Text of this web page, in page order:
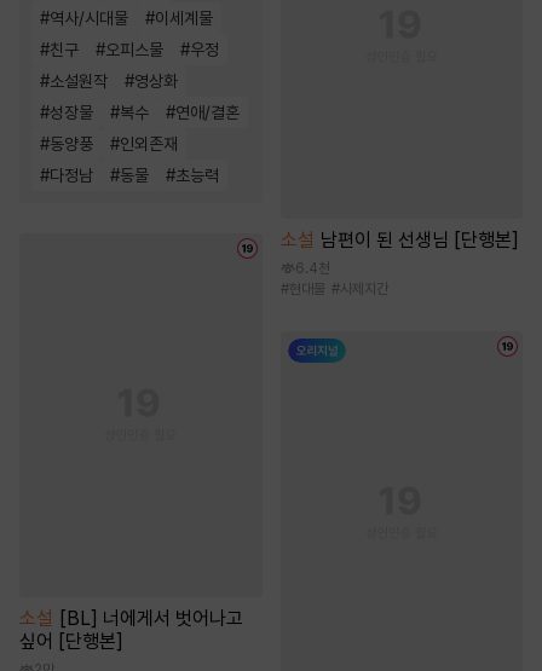
#역사/시대물 #이세계물
#친구 #오피스물 #우정
#소설원작 #영상화
#성장물 #복수 #연애/결혼
#동양풍 #인외존재
#다정남 #동물 #초능력
소설 [BL] 너에게서 벗어나고
싶어 [단행본]
소설 남편이 된 선생님 [단행본]
6.4천
#현대물 #사제지간